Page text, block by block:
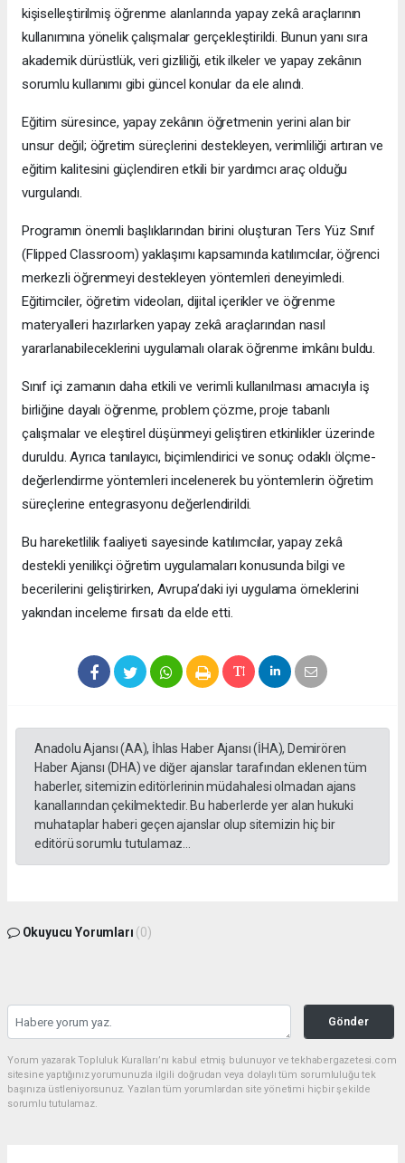
kişiselleştirilmiş öğrenme alanlarında yapay zekâ araçlarının
kullanımına yönelik çalışmalar gerçekleştirildi. Bunun yanı sıra
akademik dürüstlük, veri gizliliği, etik ilkeler ve yapay zekânın
sorumlu kullanımı gibi güncel konular da ele alındı.
Eğitim süresince, yapay zekânın öğretmenin yerini alan bir
unsur değil; öğretim süreçlerini destekleyen, verimliliği artıran ve
eğitim kalitesini güçlendiren etkili bir yardımcı araç olduğu
vurgulandı.
Programın önemli başlıklarından birini oluşturan Ters Yüz Sınıf
(Flipped Classroom) yaklaşımı kapsamında katılımcılar, öğrenci
merkezli öğrenmeyi destekleyen yöntemleri deneyimledi.
Eğitimciler, öğretim videoları, dijital içerikler ve öğrenme
materyalleri hazırlarken yapay zekâ araçlarından nasıl
yararlanabileceklerini uygulamalı olarak öğrenme imkânı buldu.
Sınıf içi zamanın daha etkili ve verimli kullanılması amacıyla iş
birliğine dayalı öğrenme, problem çözme, proje tabanlı
çalışmalar ve eleştirel düşünmeyi geliştiren etkinlikler üzerinde
duruldu. Ayrıca tanılayıcı, biçimlendirici ve sonuç odaklı ölçme-
değerlendirme yöntemleri incelenerek bu yöntemlerin öğretim
süreçlerine entegrasyonu değerlendirildi.
Bu hareketlilik faaliyeti sayesinde katılımcılar, yapay zekâ
destekli yenilikçi öğretim uygulamaları konusunda bilgi ve
becerilerini geliştirirken, Avrupa’daki iyi uygulama örneklerini
yakından inceleme fırsatı da elde etti.
Anadolu Ajansı (AA), İhlas Haber Ajansı (İHA), Demirören
Haber Ajansı (DHA) ve diğer ajanslar tarafından eklenen tüm
haberler, sitemizin editörlerinin müdahalesi olmadan ajans
kanallarından çekilmektedir. Bu haberlerde yer alan hukuki
muhataplar haberi geçen ajanslar olup sitemizin hiç bir
editörü sorumlu tutulamaz...
Okuyucu Yorumları (0)
Gönder
Yorum yazarak Topluluk Kuralları’nı kabul etmiş bulunuyor ve tekhabergazetesi.com
sitesine yaptığınız yorumunuzla ilgili doğrudan veya dolaylı tüm sorumluluğu tek
başınıza üstleniyorsunuz. Yazılan tüm yorumlardan site yönetimi hiçbir şekilde
sorumlu tutulamaz.